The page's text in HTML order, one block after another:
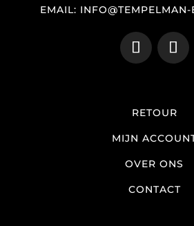
EMAIL: INFO@TEMPELMAN-
RETOUR
MIJN
OVER ONS
CONTACT